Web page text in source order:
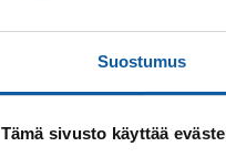
Suostumus
Tämä sivusto käyttää